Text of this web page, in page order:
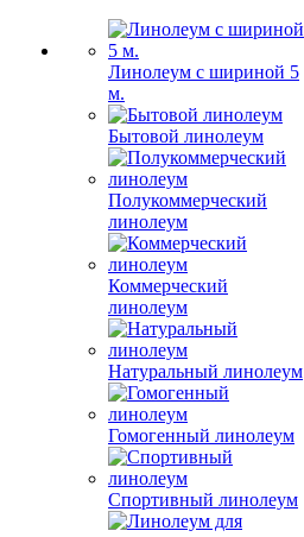
Линолеум с шириной 5
м.
Бытовой линолеум
Полукоммерческий
линолеум
Коммерческий
линолеум
Натуральный линолеум
Гомогенный линолеум
Спортивный линолеум